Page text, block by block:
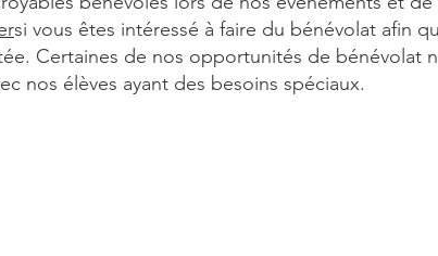
si vous êtes intéressé à faire du bénévolat afin
Certaines de nos opportunités de bénévolat
nos élèves ayant des besoins spéciaux.